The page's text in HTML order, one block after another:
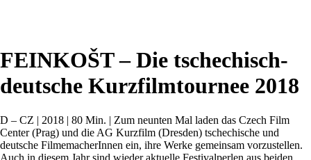
FEINKOŠT – Die tschechisch-
deutsche Kurzfilmtournee 2018
D – CZ | 2018 | 80 Min. | Zum neunten Mal laden das Czech Film
Center (Prag) und die AG Kurzfilm (Dresden) tschechische und
deutsche FilmemacherInnen ein, ihre Werke gemeinsam vorzustellen.
Auch in diesem Jahr sind wieder aktuelle Festivalperlen aus beiden